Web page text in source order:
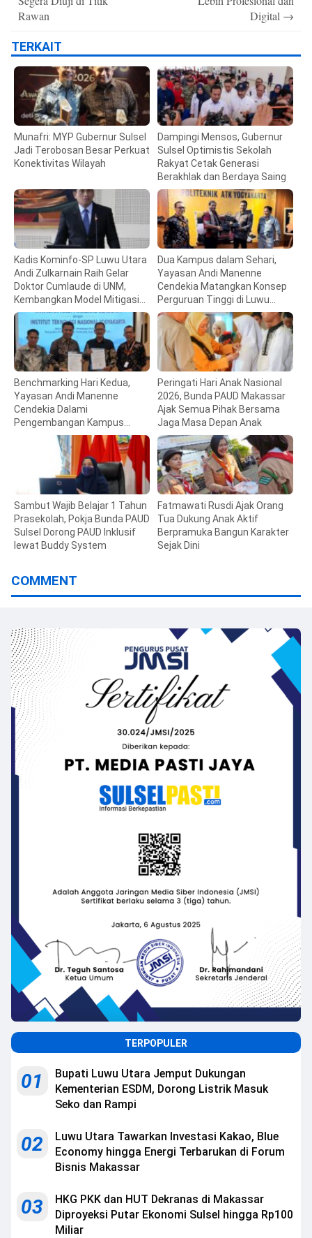
Rawan
Digital →
TERKAIT
Munafri: MYP Gubernur Sulsel
Jadi Terobosan Besar Perkuat
Konektivitas Wilayah
Dampingi Mensos, Gubernur
Sulsel Optimistis Sekolah
Rakyat Cetak Generasi
Berakhlak dan Berdaya Saing
Kadis Kominfo-SP Luwu Utara
Andi Zulkarnain Raih Gelar
Doktor Cumlaude di UNM,
Kembangkan Model Mitigasi
Bencana
Dua Kampus dalam Sehari,
Yayasan Andi Manenne
Cendekia Matangkan Konsep
Perguruan Tinggi di Luwu
Utara
Benchmarking Hari Kedua,
Yayasan Andi Manenne
Cendekia Dalami
Pengembangan Kampus
Vokasi di ITNY Yogyakarta
Peringati Hari Anak Nasional
2026, Bunda PAUD Makassar
Ajak Semua Pihak Bersama
Jaga Masa Depan Anak
Sambut Wajib Belajar 1 Tahun
Prasekolah, Pokja Bunda PAUD
Sulsel Dorong PAUD Inklusif
lewat Buddy System
Fatmawati Rusdi Ajak Orang
Tua Dukung Anak Aktif
Berpramuka Bangun Karakter
Sejak Dini
COMMENT
TERPOPULER
01
Bupati Luwu Utara Jemput Dukungan
Kementerian ESDM, Dorong Listrik Masuk
Seko dan Rampi
02
Luwu Utara Tawarkan Investasi Kakao, Blue
Economy hingga Energi Terbarukan di Forum
Bisnis Makassar
03
HKG PKK dan HUT Dekranas di Makassar
Diproyeksi Putar Ekonomi Sulsel hingga Rp100
Miliar